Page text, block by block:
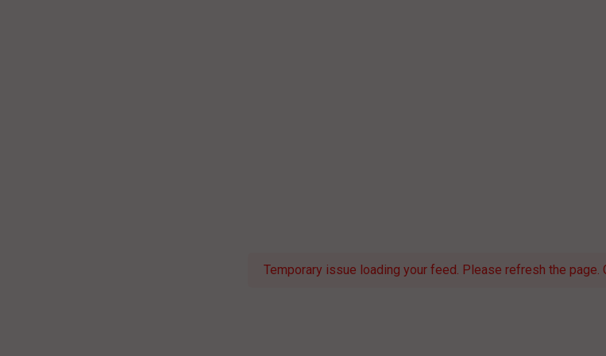
Temporary issue loading your feed. Please refresh the